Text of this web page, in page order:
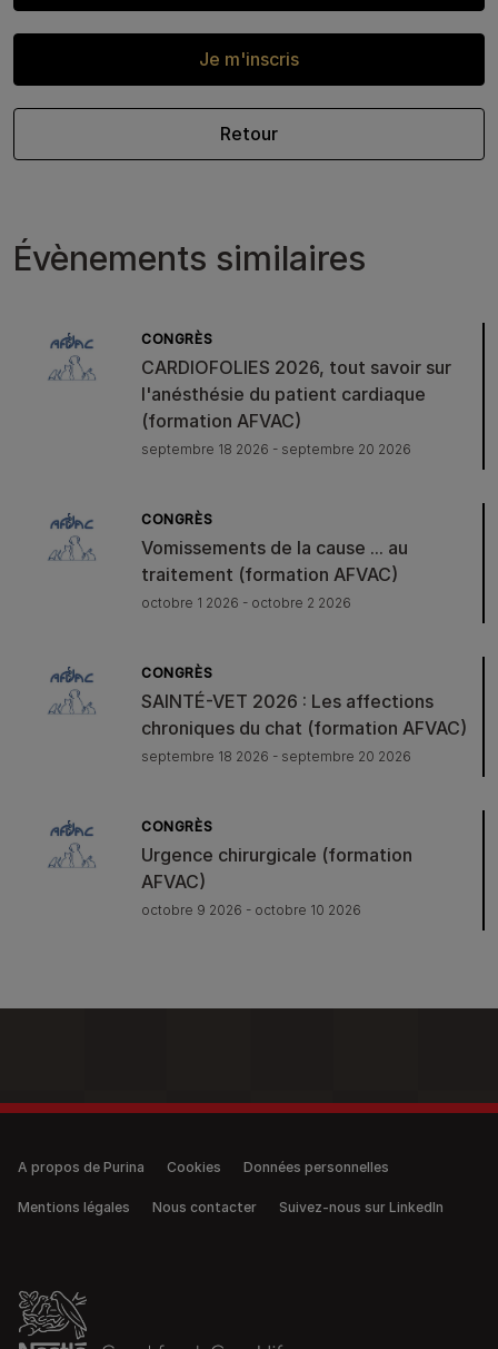
Je m'inscris
Retour
Évènements similaires
CONGRÈS
CARDIOFOLIES 2026, tout savoir sur
l'anésthésie du patient cardiaque
(formation AFVAC)
septembre 18 2026 - septembre 20 2026
CONGRÈS
Vomissements de la cause ... au
traitement (formation AFVAC)
octobre 1 2026 - octobre 2 2026
CONGRÈS
SAINTÉ-VET 2026 : Les affections
chroniques du chat (formation AFVAC)
septembre 18 2026 - septembre 20 2026
CONGRÈS
Urgence chirurgicale (formation
AFVAC)
octobre 9 2026 - octobre 10 2026
Legal (anonymous)
A propos de Purina Cookies Données personnelles
Mentions légales Nous contacter Suivez-nous sur LinkedIn